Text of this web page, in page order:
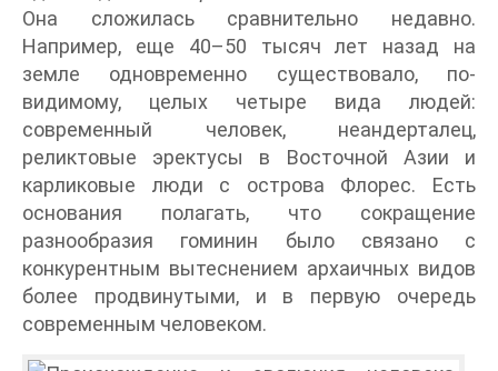
Она сложилась сравнительно недавно.
Например, еще 40–50 тысяч лет назад на
земле одновременно существовало, по-
видимому, целых четыре вида людей:
современный человек, неандерталец,
реликтовые эректусы в Восточной Азии и
карликовые люди с острова Флорес. Есть
основания полагать, что сокращение
разнообразия гоминин было связано с
конкурентным вытеснением архаичных видов
более продвинутыми, и в первую очередь
современным человеком.